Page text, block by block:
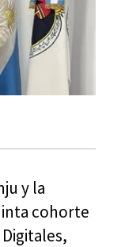
y la
cohorte